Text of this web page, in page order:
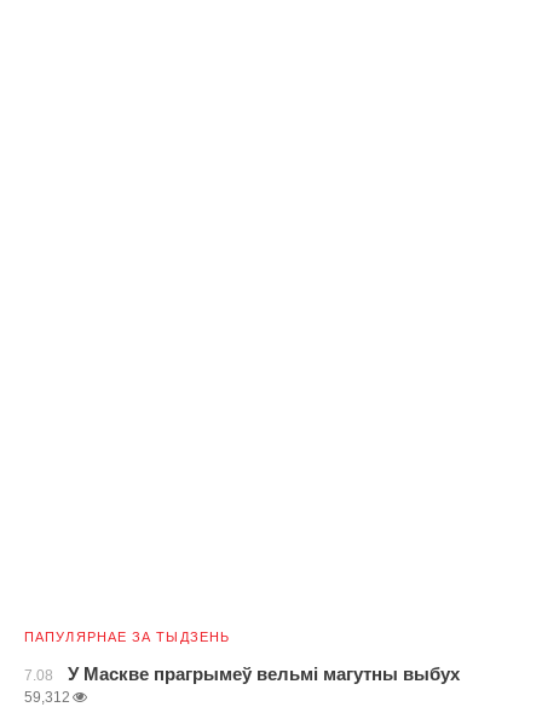
ПАПУЛЯРНАЕ ЗА ТЫДЗЕНЬ
7.08 У Маскве прагрымеў вельмі магутны выбух
59,312